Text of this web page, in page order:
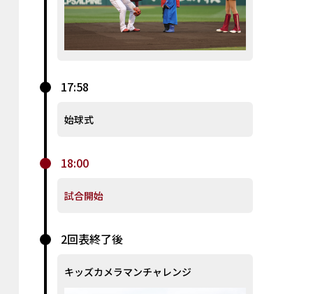
17:58
始球式
18:00
試合開始
2回表終了後
キッズカメラマンチャレンジ